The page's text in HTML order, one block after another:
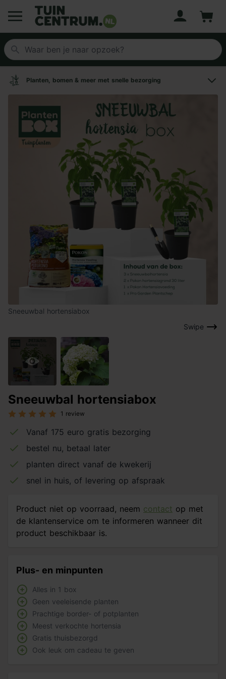
Logo Tuincentrum.nl
Planten, bomen & meer met snelle bezorging
Swipe
Sneeuwbal hortensiabox
Sneeuwbal hortensiabox
1 review
Vanaf 175 euro gratis bezorging
bestel nu, betaal later
planten direct vanaf de kwekerij
snel in huis, of levering op afspraak
Product niet op voorraad, neem contact op met
de klantenservice om te informeren wanneer dit
product beschikbaar is.
Plus- en minpunten
Alles in 1 box
Geen veeleisende planten
Prachtige border- of potplanten
Meest verkochte hortensia
Gratis thuisbezorgd
Ook leuk om cadeau te geven